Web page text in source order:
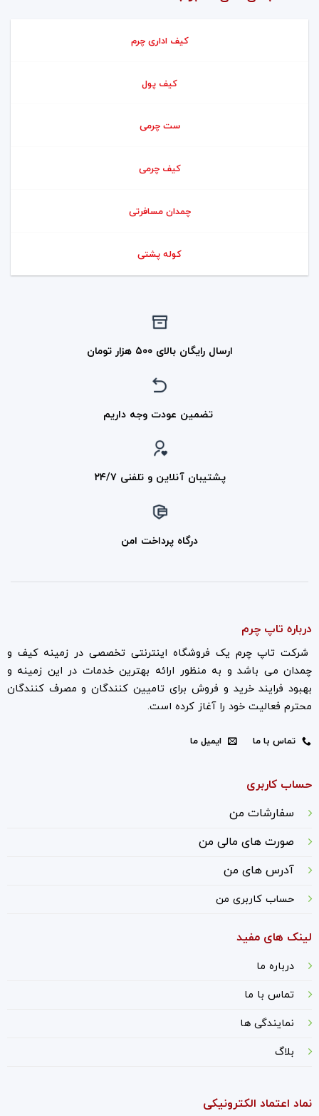
کیف اداری چرم
کیف پول
ست چرمی
کیف چرمی
چمدان مسافرتی
کوله پشتی
ارسال رایگان بالای ۵۰۰ هزار تومان
تضمین عودت وجه داریم
پشتیبان آنلاین و تلفنی ۲۴/۷
درگاه پرداخت امن
درباره تاپ چرم
شرکت تاپ چرم یک فروشگاه اینترنتی تخصصی در زمینه کیف و
چمدان می باشد و به منظور ارائه بهترین خدمات در این زمینه و
بهبود فرایند خرید و فروش برای تامیین کنندگان و مصرف کنندگان
محترم فعالیت خود را آغاز کرده است.
تماس با ما ایمیل ما
حساب کاربری
سفارشات من
صورت های مالی من
آدرس های من
حساب کاربری من
لینک های مفید
درباره ما
تماس با ما
نمایندگی ها
بلاگ
نماد اعتماد الکترونیکی